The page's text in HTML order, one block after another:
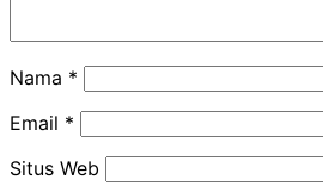
Nama *
Email *
Situs Web